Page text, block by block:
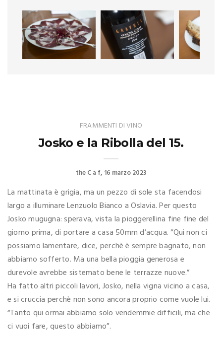
FRAMMENTI DI VINO
Josko e la Ribolla del 15.
the C a f 16 marzo 2023
La mattinata è grigia, ma un pezzo di sole sta facendosi
largo a illuminare Lenzuolo Bianco a Oslavia. Per questo
Josko mugugna: sperava, vista la pioggerellina fine fine del
giorno prima, di portare a casa 50mm d’acqua. “Qui non ci
possiamo lamentare, dice, perchè è sempre bagnato, non
abbiamo sofferto. Ma una bella pioggia generosa e
durevole avrebbe sistemato bene le terrazze nuove.”
Ha fatto altri piccoli lavori, Josko, nella vigna vicino a casa,
e si cruccia perchè non sono ancora proprio come vuole lui.
“Tanto qui ormai abbiamo solo vendemmie difficili, ma che
ci vuoi fare, questo abbiamo”.